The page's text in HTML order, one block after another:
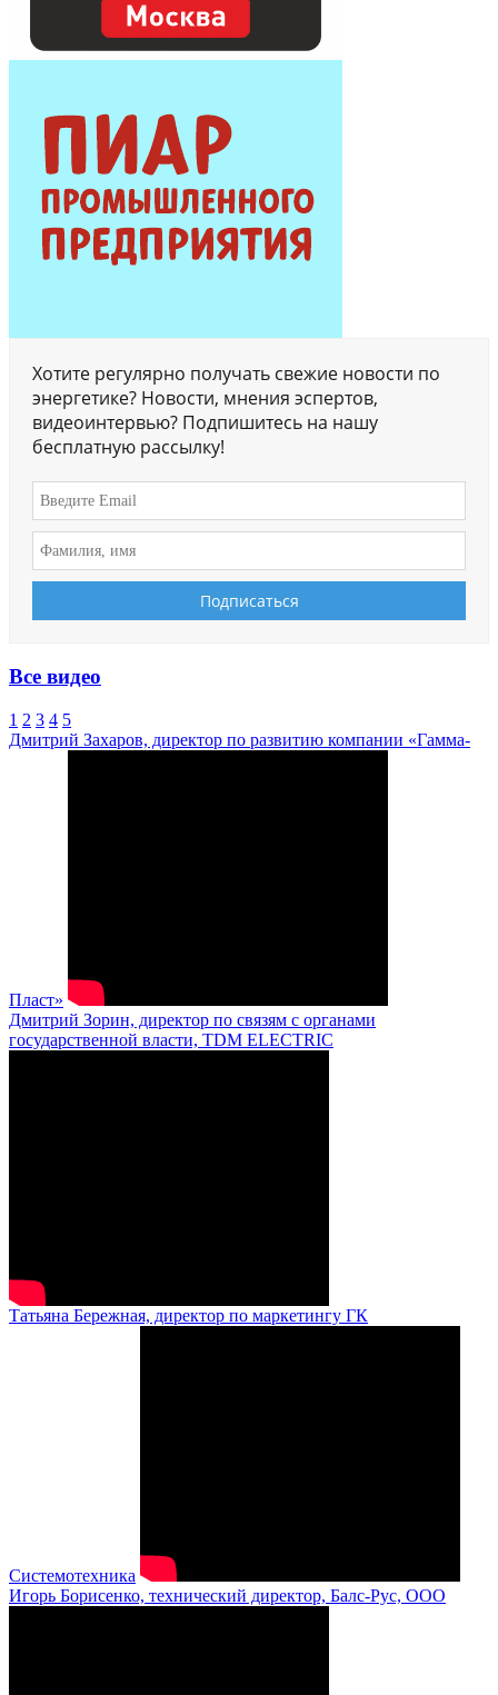
Хотите регулярно получать свежие новости по
энергетике? Новости, мнения эспертов,
видеоинтервью? Подпишитесь на нашу
бесплатную рассылку!
Все видео
1 2 3 4 5
Дмитрий Захаров, директор по развитию компании «Гамма-
Пласт»
Дмитрий Зорин, директор по связям с органами
государственной власти, TDM ELECTRIC
Татьяна Бережная, директор по маркетингу ГК
Системотехника
Игорь Борисенко, технический директор, Балс-Рус, ООО